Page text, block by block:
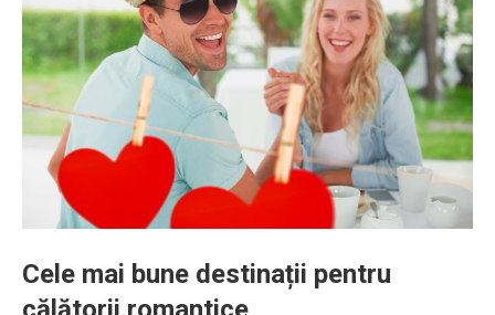
Cele mai bune destinații pentru